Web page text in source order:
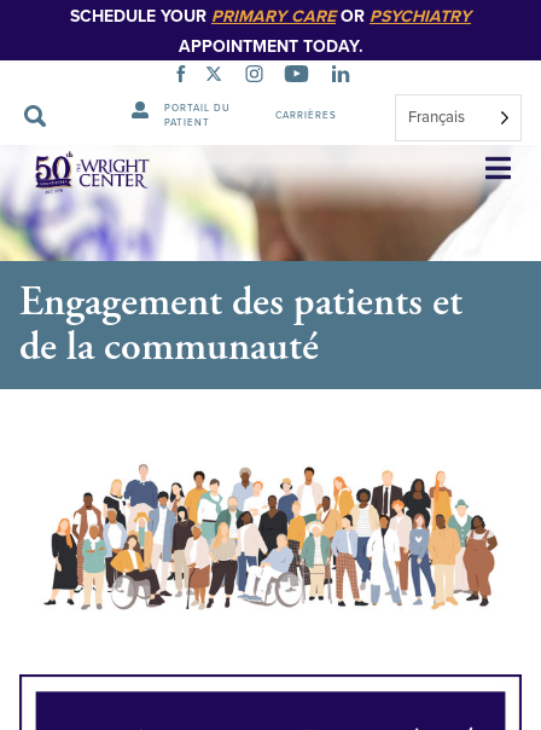
SCHEDULE YOUR PRIMARY CAREOR PSYCHIATRY
APPOINTMENT TODAY.
PORTAIL DU
PATIENT
CARRIÈRES Français
Sauter
la
navigation
Engagement des patients et
de la communauté